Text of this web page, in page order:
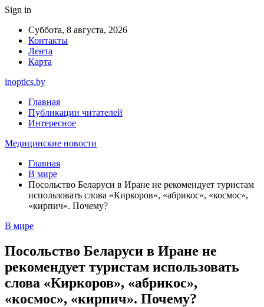
Sign in
Суббота, 8 августа, 2026
Контакты
Лента
Карта
inoptics.by
Главная
Публикации читателей
Интересное
Медицинские новости
Главная
В мире
Посольство Беларуси в Иране не рекомендует туристам
использовать слова «Киркоров», «абрикос», «космос»,
«кирпич». Почему?
В мире
Посольство Беларуси в Иране не
рекомендует туристам использовать
слова «Киркоров», «абрикос»,
«космос», «кирпич». Почему?